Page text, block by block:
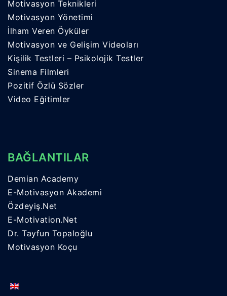
Motivasyon Teknikleri
Motivasyon Yönetimi
İlham Veren Öyküler
Motivasyon ve Gelişim Videoları
Kişilik Testleri – Psikolojik Testler
Sinema Filmleri
Pozitif Özlü Sözler
Video Eğitimler
BAĞLANTILAR
Demian Academy
E-Motivasyon Akademi
Özdeyiş.Net
E-Motivation.Net
Dr. Tayfun Topaloğlu
Motivasyon Koçu